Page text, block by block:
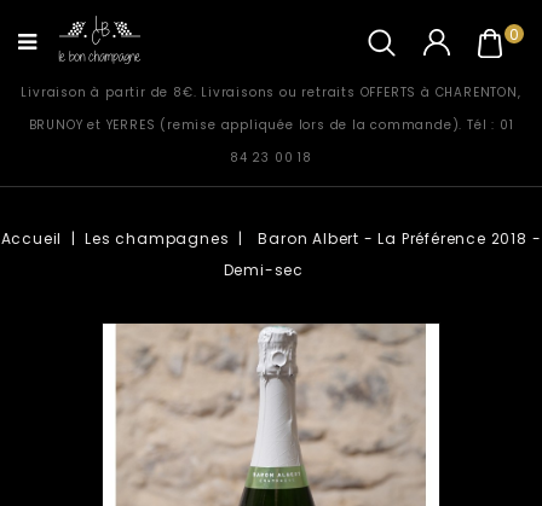
0
Livraison à partir de 8€. Livraisons ou retraits OFFERTS à CHARENTON,
BRUNOY et YERRES (remise appliquée lors de la commande). Tél : 01
84 23 00 18
Accueil Les champagnes
Baron Albert - La Préférence 2018 -
Demi-sec